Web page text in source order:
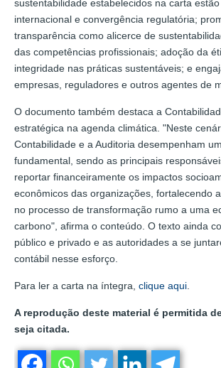
sustentabilidade estabelecidos na carta
internacional e convergência regulatória;
transparência como alicerce de
das competências profissionais; adoção da
integridade nas práticas sustentáveis; e
empresas, reguladores e outros agentes de
O documento também destaca a
estratégica na agenda climática. "Neste
Contabilidade e a Auditoria desempenham
fundamental, sendo as principais
reportar financeiramente os impactos
econômicos das organizações, fortalecendo
no processo de transformação rumo a uma
carbono", afirma o conteúdo. O texto ainda
público e privado e as autoridades a se
contábil nesse esforço.
Para ler a carta na íntegra, clique aqui
A reprodução deste material é permitida
seja citada.